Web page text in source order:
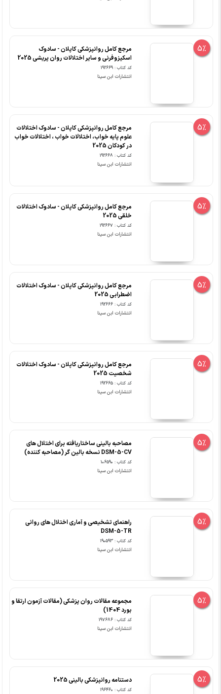
5%
مرجع کامل روانپزشکی کاپلان - سادوک
اسکیزوفرنی و سایر اختلالات روان پریشی 2025
کد کتاب : 192669
انتشارات ابن سینا
5%
مرجع کامل روانپزشکی کاپلان - سادوک اختلالات
علوم پایه خواب، اختلالات خواب ، اختلالات خواب
در کودکان 2025
کد کتاب : 192668
انتشارات ابن سینا
5%
مرجع کامل روانپزشکی کاپلان - سادوک اختلالات
خلقی 2025
کد کتاب : 192667
انتشارات ابن سینا
5%
مرجع کامل روانپزشکی کاپلان - سادوک اختلالات
اضطرابی 2025
کد کتاب : 192666
انتشارات ابن سینا
5%
مرجع کامل روانپزشکی کاپلان - سادوک اختلالات
شخصیت 2025
کد کتاب : 192665
انتشارات ابن سینا
5%
مصاحبه بالینی ساختاریافته برای اختلال های
DSM-5-CV نسخه بالین گر (مصاحبه کننده)
کد کتاب : 106590
انتشارات ابن سینا
5%
راهنمای تشخیصی و آماری اختلال های روانی
DSM-5-TR
کد کتاب : 190593
انتشارات ابن سینا
5%
مجموعه مقالات روان پزشکی (مقالات آزمون ارتقا و
بورد 1404)
کد کتاب : 197686
انتشارات ابن سینا
5% دستنامه روانپزشکی بالینی 2025
کد کتاب : 196460